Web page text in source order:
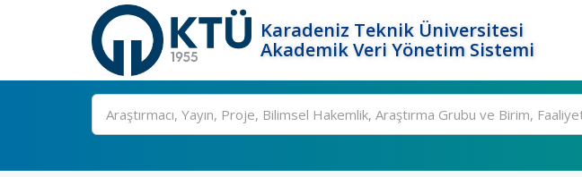
Karadeniz Teknik Üniversitesi
Akademik Veri Yönetim Sistemi
Ara